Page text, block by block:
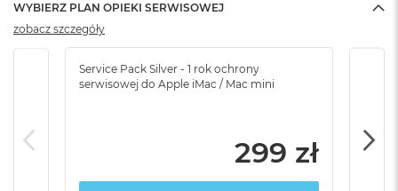
WYBIERZ PLAN OPIEKI SERWISOWEJ
Service Pack Silver - 1 rok ochrony
serwisowej do Apple iMac / Mac mini
299 zł
zobacz szczegóły